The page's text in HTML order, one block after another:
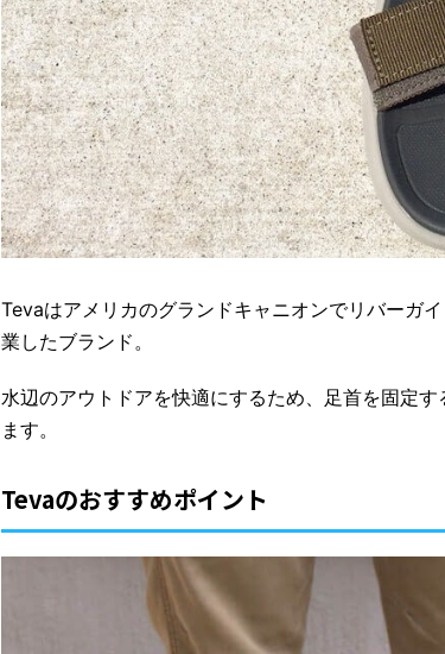
Tevaはアメリカのグランドキャニオンでリバーガ
業したブランド。
水辺のアウトドアを快適にするため、足首を固定
ます。
Tevaのおすすめポイント